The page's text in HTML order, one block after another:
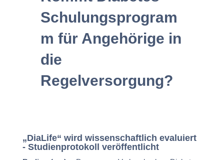
Schulungsprogram
m für Angehörige in
die
Regelversorgung?
„DiaLife“ wird wissenschaftlich evaluiert
- Studienprotokoll veröffentlicht